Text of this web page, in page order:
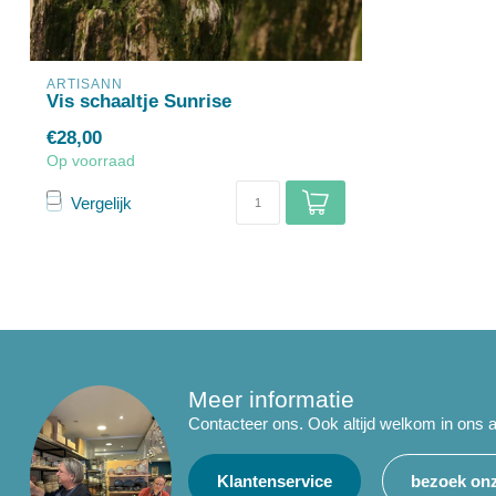
ARTISANN
Vis schaaltje Sunrise
€28,00
Op voorraad
Vergelijk
Meer informatie
Contacteer ons. Ook altijd welkom in ons
Klantenservice bezoek